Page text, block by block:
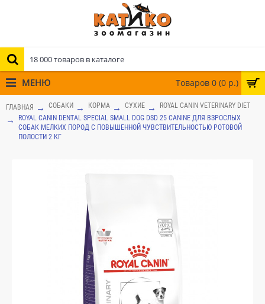
Товаров 0 (0 р.)
МЕНЮ
ГЛАВНАЯ СОБАКИ КОРМА СУХИЕ
ROYAL CANIN VETERINARY DIET
ROYAL CANIN DENTAL SPECIAL SMALL DOG DSD 25 CANINE ДЛЯ ВЗРОСЛЫХ
СОБАК МЕЛКИХ ПОРОД С ПОВЫШЕННОЙ ЧУВСТВИТЕЛЬНОСТЬЮ РОТОВОЙ
ПОЛОСТИ 2 КГ